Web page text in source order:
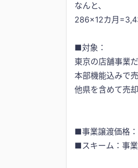
なんと、
286×12カ月
■対象：
東京の店舗事業
本部機能込みで売
他県を含めて売却
■事業譲渡価格
■スキーム：事